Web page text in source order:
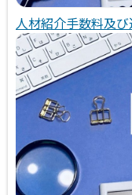
人材紹介手数料及